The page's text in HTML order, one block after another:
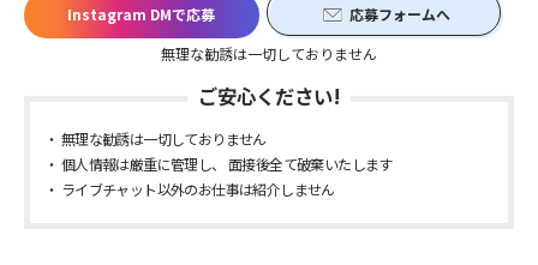
Instagram DMで応募
応募フォームへ
無理な勧誘は一切しておりません
ご安心ください!
無理な勧誘は一切しておりません
個人情報は厳重に管理し、 面接後全て破棄いたします
ライブチャット以外のお仕事は紹介しません